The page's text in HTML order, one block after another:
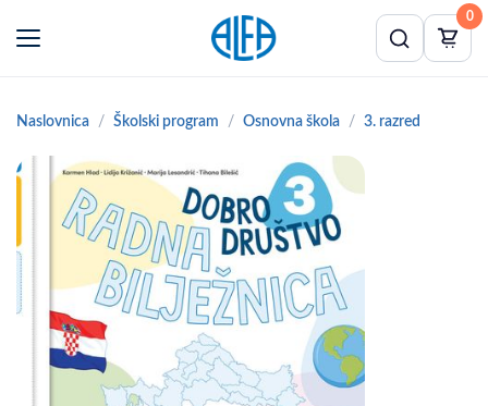
0
Naslovnica Školski program Osnovna škola 3. razred